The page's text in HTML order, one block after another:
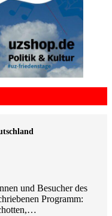
und Besucher des
Programm: